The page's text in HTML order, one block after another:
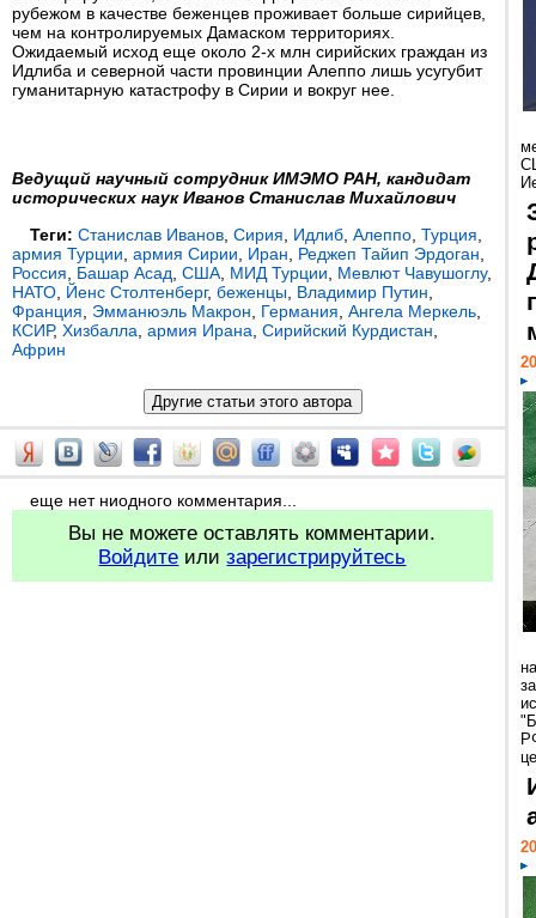
рубежом в качестве беженцев проживает больше сирийцев,
чем на контролируемых Дамаском территориях.
Ожидаемый исход еще около 2-х млн сирийских граждан из
Идлиба и северной части провинции Алеппо лишь усугубит
гуманитарную катастрофу в Сирии и вокруг нее.
Ведущий научный сотрудник ИМЭМО РАН, кандидат
исторических наук Иванов Станислав Михайлович
Теги: Станислав Иванов Сирия Идлиб Алеппо Турция
армия Турции армия Сирии Иран Реджеп Тайип Эрдоган
Россия
Башар Асад США МИД Турции Мевлют Чавушоглу,
НАТО Йенс Столтенберг, беженцы Владимир Путин
Франция
Эмманюэль Макрон Германия Ангела Меркель
КСИР, Хизбалла армия Ирана Сирийский Курдистан
Африн
еще нет ниодного комментария...
Вы не можете оставлять комментарии.
Войдите илизарегистрируйтесь